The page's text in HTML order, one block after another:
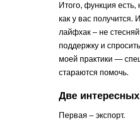
Итого, функция есть,
как у вас получится.
лайфхак – не
поддержку и
моей практики —
стараются помочь.
Две
Первая – экспорт.